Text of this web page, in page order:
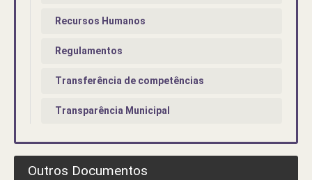
Recursos Humanos
Regulamentos
Transferência de competências
Transparência Municipal
Outros Documentos